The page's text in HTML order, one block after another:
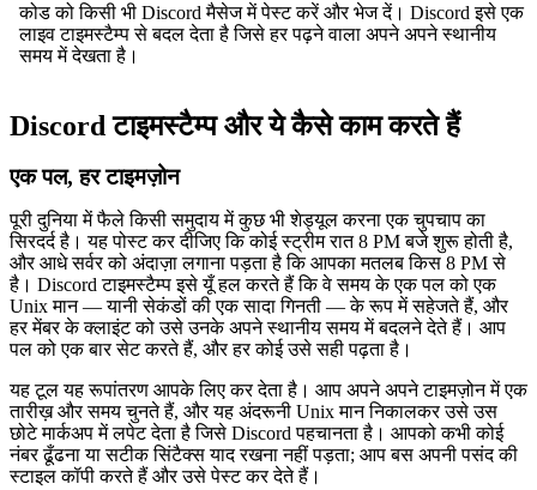
कोड को किसी भी Discord मैसेज में पेस्ट करें और भेज दें। Discord इसे एक
लाइव टाइमस्टैम्प से बदल देता है जिसे हर पढ़ने वाला अपने अपने स्थानीय
समय में देखता है।
Discord टाइमस्टैम्प और ये कैसे काम करते हैं
एक पल, हर टाइमज़ोन
पूरी दुनिया में फैले किसी समुदाय में कुछ भी शेड्यूल करना एक चुपचाप का
सिरदर्द है। यह पोस्ट कर दीजिए कि कोई स्ट्रीम रात 8 PM बजे शुरू होती है,
और आधे सर्वर को अंदाज़ा लगाना पड़ता है कि आपका मतलब किस 8 PM से
है। Discord टाइमस्टैम्प इसे यूँ हल करते हैं कि वे समय के एक पल को एक
Unix मान — यानी सेकंडों की एक सादा गिनती — के रूप में सहेजते हैं, और
हर मेंबर के क्लाइंट को उसे उनके अपने स्थानीय समय में बदलने देते हैं। आप
पल को एक बार सेट करते हैं, और हर कोई उसे सही पढ़ता है।
यह टूल यह रूपांतरण आपके लिए कर देता है। आप अपने अपने टाइमज़ोन में एक
तारीख़ और समय चुनते हैं, और यह अंदरूनी Unix मान निकालकर उसे उस
छोटे मार्कअप में लपेट देता है जिसे Discord पहचानता है। आपको कभी कोई
नंबर ढूँढना या सटीक सिंटैक्स याद रखना नहीं पड़ता; आप बस अपनी पसंद की
स्टाइल कॉपी करते हैं और उसे पेस्ट कर देते हैं।